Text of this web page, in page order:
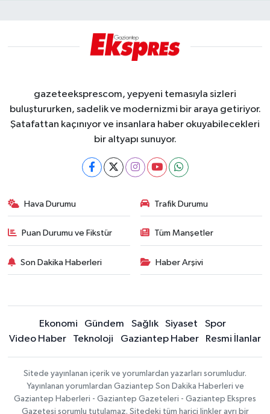
gazeteeksprescom, yepyeni temasıyla sizleri
buluştururken, sadelik ve modernizmi bir araya getiriyor.
Şatafattan kaçınıyor ve insanlara haber okuyabilecekleri
bir altyapı sunuyor.
Hava Durumu Trafik Durumu
Puan Durumu ve Fikstür Tüm Manşetler
Son Dakika Haberleri Haber Arşivi
Ekonomi Gündem Sağlık Siyaset
Spor
Video Haber
Teknoloji Gaziantep Haber Resmi İlanlar
Sitede yayınlanan içerik ve yorumlardan yazarları sorumludur.
Yayınlanan yorumlardan Gaziantep Son Dakika Haberleri ve
Gaziantep Haberleri - Gaziantep Gazeteleri - Gaziantep Ekspres
Gazetesi sorumlu tutulamaz. Sitedeki tüm harici linkler ayrı bir